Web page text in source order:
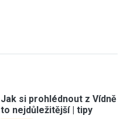
Jak si prohlédnout z Vídně
to nejdůležitější | tipy